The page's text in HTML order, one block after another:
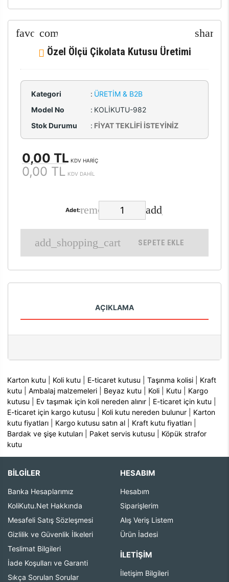
Özel Ölçü Çikolata Kutusu Üretimi
Kategori : ÜRETIM & B2B
Model No
: KOLİKUTU-982
Stok Durumu
: FİYAT TEKLİFİ İSTEYİNİZ
0,00 TL KDV HARİÇ
0,00 TL KDV DAHİL
Adet:
SEPETE EKLE
AÇIKLAMA
Karton kutu Koli kutu E-ticaret kutusu |Taşınma kolisi
Kraft
kutu |Ambalaj malzemeleri Beyaz kutu Koli Kutu
Kargo
kutusu
Ev taşımak için koli nereden alınır E-ticaret için kutu
E-ticaret için kargo kutusu
Koli kutu nereden bulunur
Karton
kutu fiyatları
Kargo kutusu satın al Kraft kutu fiyatları
Bardak ve şişe kutuları
Paket servis kutusu
Köpük strafor
kutu
BİLGİLER
Banka Hesaplarımız
KoliKutu.Net Hakkında
Mesafeli Satış Sözleşmesi
Gizlilik ve Güvenlik İlkeleri
Teslimat Bilgileri
İade Koşulları ve Garanti
Sıkça Sorulan Sorular
HESABIM
Hesabım
Siparişlerim
Alış Veriş Listem
Ürün İadesi
İLETIŞIM
İletişim Bilgileri